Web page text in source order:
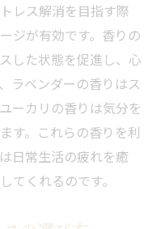
すリラックス効果
スタマイズトリー
の影響
日常のアロマ活用法
れるリフレッシュ
レス解消を目指す際
ジが有効です。香りの
した状態を促進し、心
ラベンダーの香りはス
ーカリの香りは気分を
す。これらの香りを利
日常生活の疲れを癒
てくれるのです。